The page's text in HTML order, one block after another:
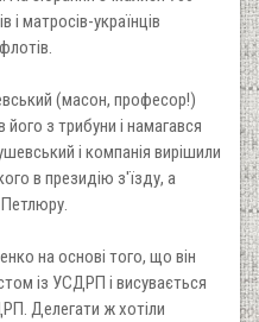
і матросів-українців
(масон, професор!)
його з трибуни і намагався
і компанія вирішили
в президію з'їзду, а
на основі того, що він
із УСДРП і висувається
Делегати ж хотіли